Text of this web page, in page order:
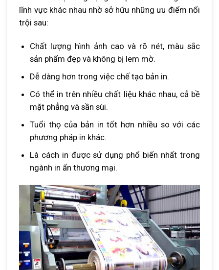
lĩnh vực khác nhau nhờ sở hữu những ưu điểm nổi
trội sau:
Chất lượng hình ảnh cao và rõ nét, màu sắc
sản phẩm đẹp và không bị lem mờ.
Dễ dàng hơn trong việc chế tạo bản in.
Có thể in trên nhiều chất liệu khác nhau, cả bề
mặt phẳng và sần sùi.
Tuổi thọ của bản in tốt hơn nhiều so với các
phương pháp in khác.
Là cách in được sử dụng phổ biến nhất trong
ngành in ấn thương mại.